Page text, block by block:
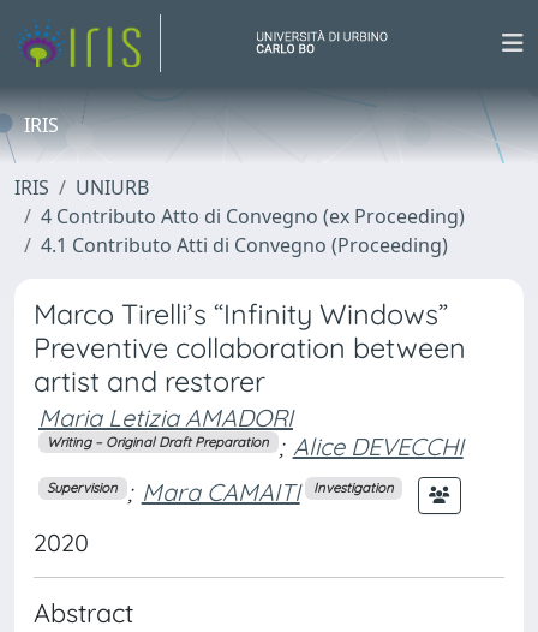
IRIS
IRIS
UNIURB
4 Contributo Atto di Convegno (ex Proceeding)
4.1 Contributo Atti di Convegno (Proceeding)
Marco Tirelli’s “Infinity Windows”
Preventive collaboration between
artist and restorer
Maria Letizia AMADORI
Writing – Original Draft Preparation ; Alice DEVECCHI
Supervision ; Mara CAMAITI Investigation
2020
Abstract